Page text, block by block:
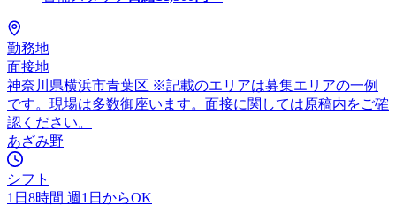
勤務地
面接地
神奈川県横浜市青葉区 ※記載のエリアは募集エリアの一例
です。現場は多数御座います。面接に関しては原稿内をご確
認ください。
あざみ野
シフト
1日8時間 週1日からOK